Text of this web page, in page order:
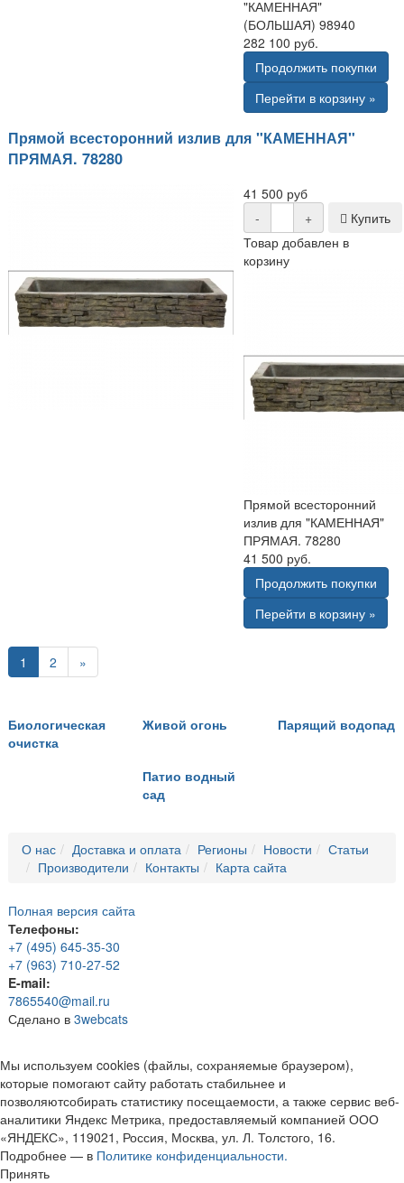
"КАМЕННАЯ"
(БОЛЬШАЯ) 98940
282 100 руб.
Продолжить покупки
Перейти в корзину »
Прямой всесторонний излив для "КАМЕННАЯ"
ПРЯМАЯ. 78280
41 500 руб
-
+
Купить
Товар добавлен в
корзину
Прямой всесторонний
излив для "КАМЕННАЯ"
ПРЯМАЯ. 78280
41 500 руб.
Продолжить покупки
Перейти в корзину »
1 2 »
Биологическая
очистка
Живой огонь Парящий водопад
Патио водный
сад
О нас Доставка и оплата Регионы Новости
Статьи
Производители
Контакты Карта сайта
Полная версия сайта
Телефоны:
+7 (495) 645-35-30
+7 (963) 710-27-52
E-mail:
7865540@mail.ru
Сделано в 3webcats
Мы используем cookies (файлы, сохраняемые браузером),
которые помогают сайту работать стабильнее и
позволяютсобирать статистику посещаемости, а также сервис веб-
аналитики Яндекс Метрика, предоставляемый компанией ООО
«ЯНДЕКС», 119021, Россия, Москва, ул. Л. Толстого, 16.
Подробнее — в Политике конфиденциальности.
Принять